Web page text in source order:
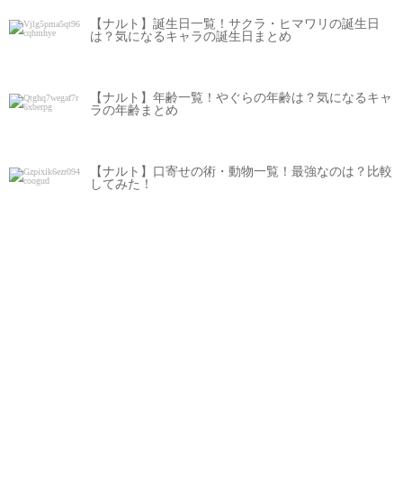
【ナルト】誕生日一覧！サクラ・ヒマワリの誕生日
は？気になるキャラの誕生日まとめ
【ナルト】年齢一覧！やぐらの年齢は？気になるキャ
ラの年齢まとめ
【ナルト】口寄せの術・動物一覧！最強なのは？比較
してみた！